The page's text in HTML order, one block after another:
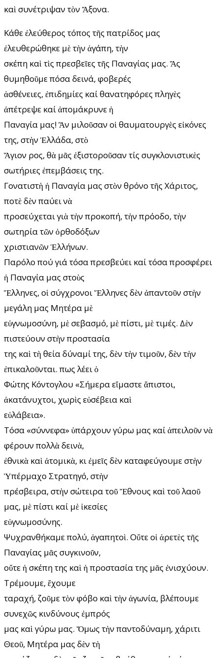
καὶ συνέτριψαν τὸν Ἄξονα.
Κάθε ἐλεύθερος τόπος τῆς πατρίδος μας
ἐλευθερώθηκε μὲ τὴν ἀγάπη, τὴν
σκέπη καὶ τὶς πρεσβεῖες τῆς Παναγίας μας. Ἄς
θυμηθοῦμε πόσα δεινά, φοβερές
ἀσθένειες, ἐπιδημίες καί θανατηφόρες πληγὲς
ἀπέτρεψε καί ἀπομάκρυνε ἡ
Παναγία μας! Ἂν μιλοῦσαν οἱ θαυματουργὲς εἰκόνες
της, στὴν Ἑλλάδα, στὸ
Ἅγιον Ὅρος, θὰ μᾶς ἐξιστοροῦσαν τίς συγκλονιστικὲς
σωτήριες ἐπεμβάσεις της.
Γονατιστὴ ἡ Παναγία μας στὸν θρόνο τῆς Χάριτος,
ποτὲ δὲν παύει νὰ
προσεύχεται γιὰ τὴν προκοπή, τὴν πρόοδο, τὴν
σωτηρία τῶν ὀρθοδόξων
χριστιανῶν Ἑλλήνων.
Παρόλο πού γιά τόσα πρεσβεύει καί τόσα προσφέρει
ἡ Παναγία μας στοὺς
Ἕλληνες, οἱ σύγχρονοι Ἕλληνες δὲν ἀπαντοῦν στὴν
μεγάλη μας Μητέρα μὲ
εὐγνωμοσύνη, μὲ σεβασμό, μὲ πίστι, μὲ τιμές. Δὲν
πιστεύουν στὴν προστασία
της καὶ τὴ θεία δύναμί της, δὲν τὴν τιμοῦν, δὲν τὴν
ἐπικαλοῦνται. Ὅπως λέει ὁ
Φώτης Κόντογλου «Σήμερα εἴμαστε ἄπιστοι,
ἀκατάνυχτοι, χωρὶς εὐσέβεια καὶ
εὐλάβεια».
Τόσα «σύννεφα» ὑπάρχουν γύρω μας καί ἀπειλοῦν νὰ
φέρουν πολλὰ δεινὰ,
ἐθνικὰ καὶ ἀτομικὰ, κι ἐμεῖς δὲν καταφεύγουμε στὴν
Ὑπέρμαχο Στρατηγό, στὴν
πρέσβειρα, στὴν σώτειρα τοῦ Ἔθνους καὶ τοῦ λαοῦ
μας, μὲ πίστι καί μὲ ἱκεσίες
εὐγνωμοσύνης.
Ψυχρανθήκαμε πολύ, ἀγαπητοὶ. Οὔτε οἱ ἀρετὲς τῆς
Παναγίας μᾶς συγκινοῦν,
οὔτε ἡ σκέπη της καὶ ἡ προστασία της μᾶς ἐνισχύουν.
Τρέμουμε, ἔχουμε
ταραχή, ζοῦμε τὸν φόβο καὶ τὴν ἀγωνία, βλέπουμε
συνεχῶς κινδύνους ἐμπρός
μας καὶ γύρω μας. Ὄμως τὴν παντοδύναμη, χάριτι
Θεοῦ, Μητέρα μας δὲν τὴ